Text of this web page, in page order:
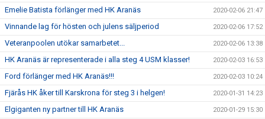
Emelie Batista förlänger med HK Aranäs 2020-02-06 21:47
Vinnande lag för hösten och julens säljperiod 2020-02-06 17:52
Veteranpoolen utökar samarbetet... 2020-02-06 13:38
HK Aranäs är representerade i alla steg 4 USM klasser! 2020-02-03 16:53
Ford förlänger med HK Aranäs!!! 2020-02-03 10:24
Fjärås HK åker till Karskrona för steg 3 i helgen! 2020-01-31 14:23
Elgiganten ny partner till HK Aranäs 2020-01-29 15:30